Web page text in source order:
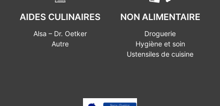
AIDES CULINAIRES
Alsa – Dr. Oetker
Autre
NON ALIMENTAIRE
Droguerie
Hygiène et soin
Ustensiles de cuisine